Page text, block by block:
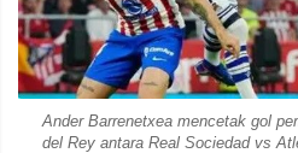
Ander Barrenetxea mencetak gol
del Rey antara Real Sociedad vs